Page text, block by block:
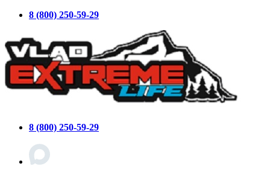
8 (800) 250-59-29
8 (800) 250-59-29